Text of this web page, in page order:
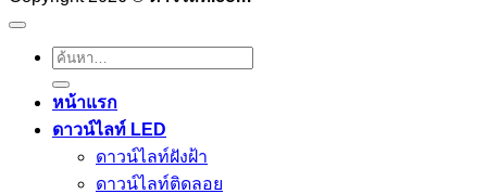
ค้นหา:
หน้าแรก
ดาวน์ไลท์ LED
ดาวน์ไลท์ฝังฝ้า
ดาวน์ไลท์ติดลอย